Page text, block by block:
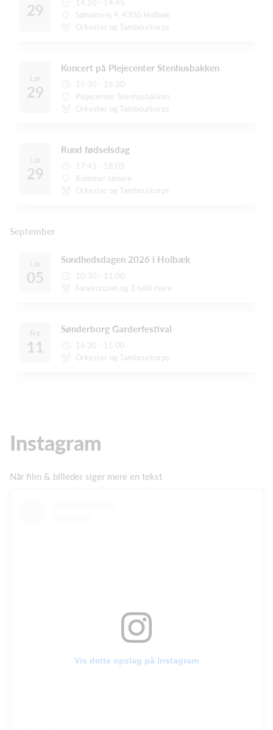
29
14:20 - 14:45
Søholmvej 4, 4300 Holbæk
Orkester og Tambourkorps
Lør
29
Koncert på Plejecenter Stenhusbakken
15:30 - 16:30
Plejecenter Stenhusbakken
Orkester og Tambourkorps
Lør
29
Rund fødselsdag
17:45 - 18:05
Kommer senere
Orkester og Tambourkorps
September
Lør
05
Sundhedsdagen 2026 i Holbæk
10:30 - 11:00
Fanekorpset og 3 hold mere
Fre
11
Sønderborg Garderfestival
16:30 - 15:00
Orkester og Tambourkorps
Instagram
Når film & billeder siger mere en tekst
Vis dette opslag på Instagram